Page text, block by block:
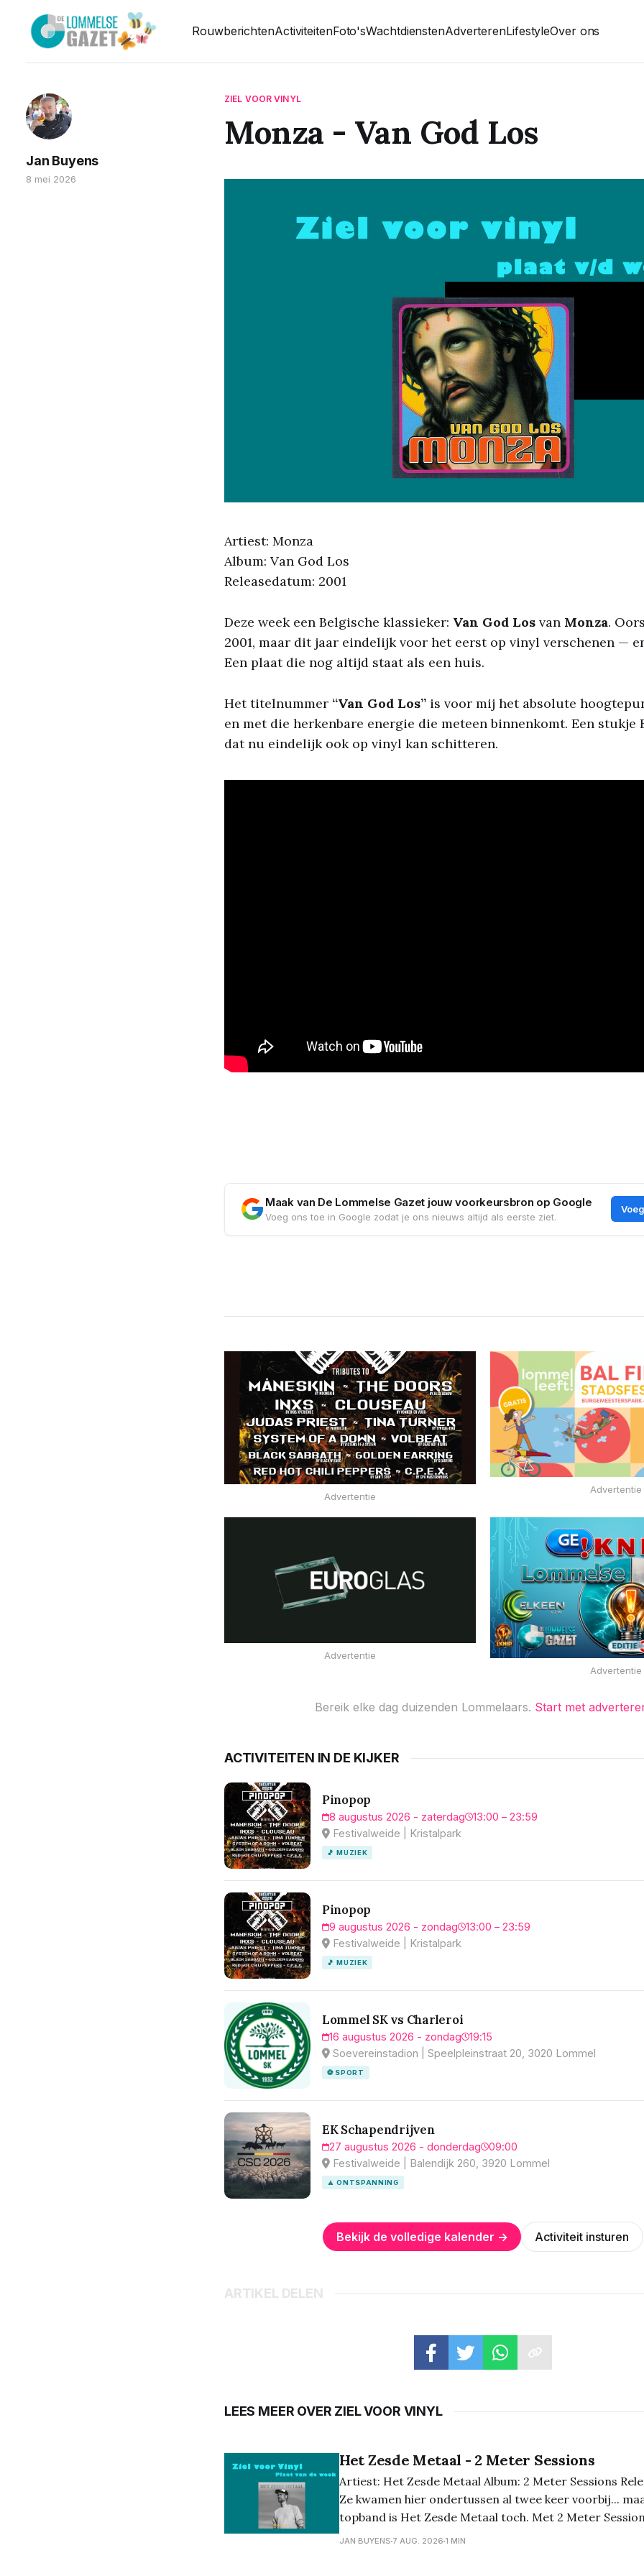
RouwberichtenActiviteitenFoto'sWachtdienstenAdverterenLifestyleOver ons
ZIEL VOOR VINYL
Monza - Van God Los
Jan Buyens
8 mei 2026
Artiest: Monza
Album: Van God Los
Releasedatum: 2001
Deze week een Belgische klassieker: Van God Los van Monza.
2001, maar dit jaar eindelijk voor het eerst op vinyl verschenen —
Een plaat die nog altijd staat als een huis.
Het titelnummer “Van God Los” is voor mij het absolute
en met die herkenbare energie die meteen binnenkomt. Een stukje
dat nu eindelijk ook op vinyl kan schitteren.
Maak van De Lommelse Gazet jouw voorkeursbron op Google
Voeg ons toe in Google zodat je ons nieuws altijd als eerste ziet.
Advertentie
Advertentie
Advertentie
Advertentie
Bereik elke dag duizenden Lommelaars. Start met
ACTIVITEITEN IN DE KIJKER
Pinopop
8 augustus 2026 - zaterdag
13:00 – 23:59
Festivalweide | Kristalpark
🎵 MUZIEK
Pinopop
9 augustus 2026 - zondag
13:00 – 23:59
Festivalweide | Kristalpark
🎵 MUZIEK
Lommel SK vs Charleroi
16 augustus 2026 - zondag
19:15
Soevereinstadion | Speelpleinstraat 20, 3020 Lommel
⚽ SPORT
EK Schapendrijven
27 augustus 2026 - donderdag
09:00
Festivalweide | Balendijk 260, 3920 Lommel
🧘 ONTSPANNING
Bekijk de volledige kalender → Activiteit insturen
ARTIKEL DELEN
LEES MEER OVER ZIEL VOOR VINYL
Het Zesde Metaal - 2 Meter Sessions
Artiest: Het Zesde Metaal Album: 2 Meter Sessions
Ze kwamen hier ondertussen al twee keer voorbij...
topband is Het Zesde Metaal toch. Met 2 Meter
nummers in hun puurste vorm, en dat past perfect bij
JAN BUYENS 7 AUG. 2026 1 MIN